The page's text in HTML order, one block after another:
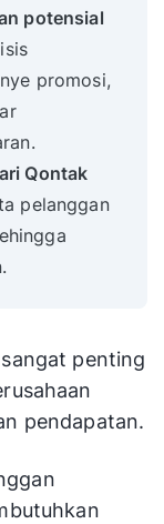
potensial
promosi,
Qontak
pelanggan
penting
pendapatan.